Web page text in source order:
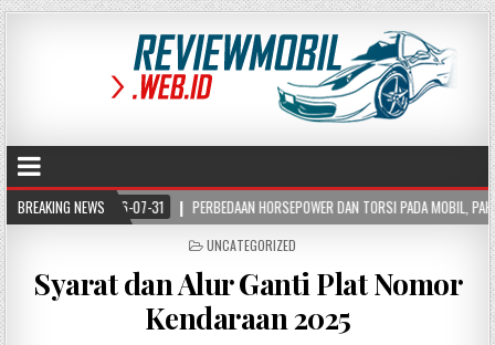
BREAKING NEWS
07-31 PERBEDAAN HORSEPOWER DAN TORSI PADA MOBIL, PAHAMI FUNGSI DAN
POSTED
UNCATEGORIZED
Syarat dan Alur Ganti Plat Nomor
Kendaraan 2025